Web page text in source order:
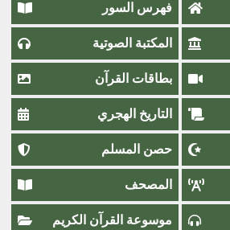
فهرس السور
المكتبة الصوتية
بطاقات القرآن
التاريخ الهجري
حصن المسلم
المصحف
موسوعة القرآن الكريم